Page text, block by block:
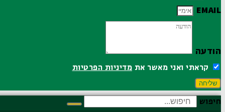
EMAIL
הודעה
קראתי ואני מאשר אתמדיניות הפרטיות
שליחה
חיפוש